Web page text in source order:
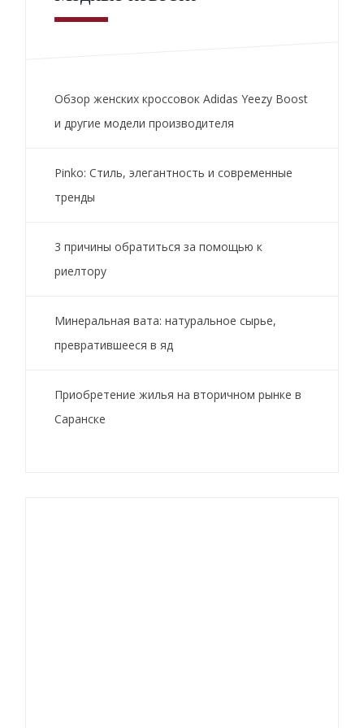
Обзор женских кроссовок Adidas Yeezy Boost
и другие модели производителя
Pinko: Стиль, элегантность и современные
тренды
3 причины обратиться за помощью к
риелтору
Минеральная вата: натуральное сырье,
превратившееся в яд
Приобретение жилья на вторичном рынке в
Саранске